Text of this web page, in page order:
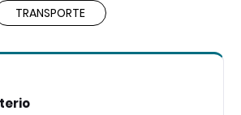
TRANSPORTE